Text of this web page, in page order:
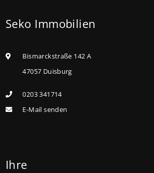
kaufen, die sie selbst bewohnen und
höheren Kreditbetrag bei der KfW
Familien mit einem Kind steigt der
Euro, für Familien mit zwei Kindern auf
(vorher: 125.000 Euro) und für Familien
Seko Immobilien
Bismarckstraße 142 A
47057 Duisburg
0203 341714
E-Mail senden
Ihre